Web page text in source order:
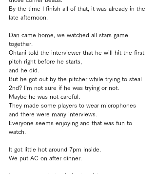
By the time I finish all of that, it was already in the
late afternoon.
Dan came home, we watched all stars game
together.
Ohtani told the interviewer that he will hit the first
pitch right before he starts,
and he did.
But he got out by the pitcher while trying to steal
2nd? I’m not sure if he was trying or not.
Maybe he was not careful.
They made some players to wear microphones
and there were many interviews.
Everyone seems enjoying and that was fun to
watch.
It got little hot around 7pm inside.
We put AC on after dinner.